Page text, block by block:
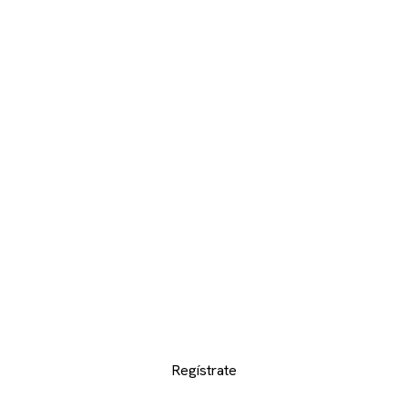
Regístrate